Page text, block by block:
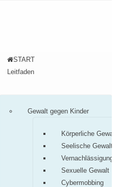
START
Leitfaden
Gewalt gegen Kinder
Körperliche Gewalt
Seelische Gewalt
Vernachlässigung
Sexuelle Gewalt
Cybermobbing